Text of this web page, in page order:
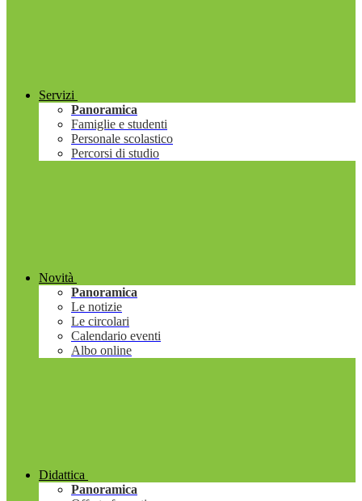
Servizi
Panoramica
Famiglie e studenti
Personale scolastico
Percorsi di studio
Novità
Panoramica
Le notizie
Le circolari
Calendario eventi
Albo online
Didattica
Panoramica